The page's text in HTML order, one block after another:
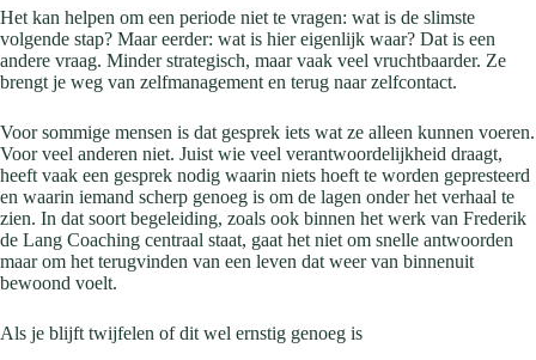
Het kan helpen om een periode niet te vragen: wat is de slimste
volgende stap? Maar eerder: wat is hier eigenlijk waar? Dat is een
andere vraag. Minder strategisch, maar vaak veel vruchtbaarder. Ze
brengt je weg van zelfmanagement en terug naar zelfcontact.
Voor sommige mensen is dat gesprek iets wat ze alleen kunnen voeren.
Voor veel anderen niet. Juist wie veel verantwoordelijkheid draagt,
heeft vaak een gesprek nodig waarin niets hoeft te worden gepresteerd
en waarin iemand scherp genoeg is om de lagen onder het verhaal te
zien. In dat soort begeleiding, zoals ook binnen het werk van Frederik
de Lang Coaching centraal staat, gaat het niet om snelle antwoorden
maar om het terugvinden van een leven dat weer van binnenuit
bewoond voelt.
Als je blijft twijfelen of dit wel ernstig genoeg is